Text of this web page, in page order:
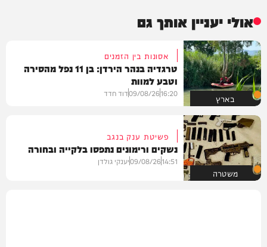
אולי יעניין אותך גם
בארץ
אסונות בין הזמנים
טרגדיה בנהר הירדן: בן 11 נפל מהסירה
וטבע למוות
16:20
09/08/26דוד חדד
משטרה
פשיטת ענק בנגב
נשקים ורימונים נתפסו בלקייה ובחורה
14:51
09/08/26יענקי גולדן